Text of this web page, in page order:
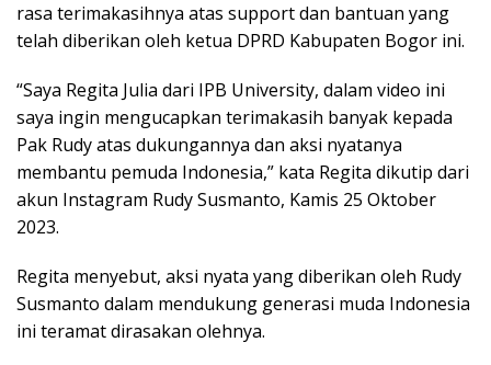
rasa terimakasihnya atas support dan bantuan yang
telah diberikan oleh ketua DPRD Kabupaten Bogor ini.
“Saya Regita Julia dari IPB University, dalam video ini
saya ingin mengucapkan terimakasih banyak kepada
Pak Rudy atas dukungannya dan aksi nyatanya
membantu pemuda Indonesia,” kata Regita dikutip dari
akun Instagram Rudy Susmanto, Kamis 25 Oktober
2023.
Regita menyebut, aksi nyata yang diberikan oleh Rudy
Susmanto dalam mendukung generasi muda Indonesia
ini teramat dirasakan olehnya.